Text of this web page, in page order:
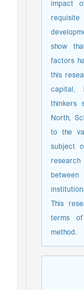
impact
show
factors
this
capital,
North,
to the
subject
This
terms
method.